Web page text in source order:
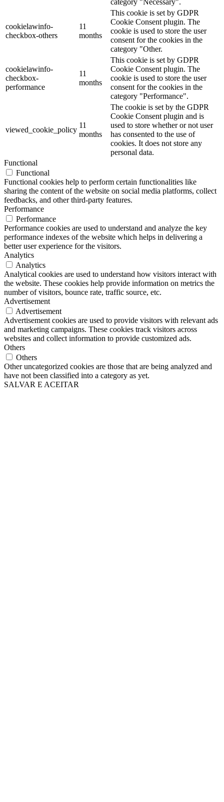
cookielawinfo-
checkbox-others
11
months
This cookie is set by GDPR
Cookie Consent plugin. The
cookie is used to store the user
consent for the cookies in the
category "Other.
cookielawinfo-
checkbox-
performance
11
months
This cookie is set by GDPR
Cookie Consent plugin. The
cookie is used to store the user
consent for the cookies in the
category "Performance".
viewed_cookie_policy
11
months
The cookie is set by the GDPR
Cookie Consent plugin and is
used to store whether or not user
has consented to the use of
cookies. It does not store any
personal data.
Functional
Functional
Functional cookies help to perform certain functionalities like
sharing the content of the website on social media platforms, collect
feedbacks, and other third-party features.
Performance
Performance
Performance cookies are used to understand and analyze the key
performance indexes of the website which helps in delivering a
better user experience for the visitors.
Analytics
Analytics
Analytical cookies are used to understand how visitors interact with
the website. These cookies help provide information on metrics the
number of visitors, bounce rate, traffic source, etc.
Advertisement
Advertisement
Advertisement cookies are used to provide visitors with relevant ads
and marketing campaigns. These cookies track visitors across
websites and collect information to provide customized ads.
Others
Others
Other uncategorized cookies are those that are being analyzed and
have not been classified into a category as yet.
SALVAR E ACEITAR